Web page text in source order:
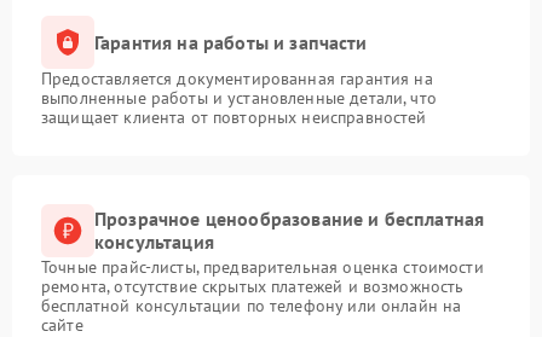
Гарантия на работы и запчасти
Предоставляется документированная гарантия на
выполненные работы и установленные детали, что
защищает клиента от повторных неисправностей
Прозрачное ценообразование и бесплатная
консультация
Точные прайс-листы, предварительная оценка стоимости
ремонта, отсутствие скрытых платежей и возможность
бесплатной консультации по телефону или онлайн на
сайте